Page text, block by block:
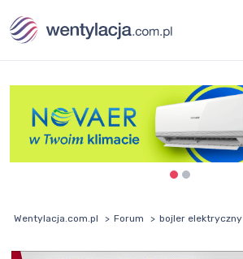
Wentylacja.com.pl Forum bojler elektryczny